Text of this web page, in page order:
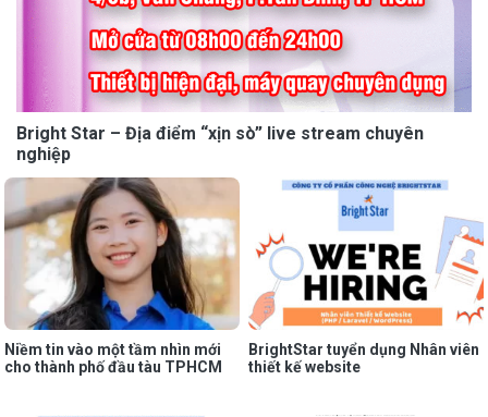
Bright Star – Địa điểm “xịn sò” live stream chuyên
nghiệp
Niềm tin vào một tầm nhìn mới
cho thành phố đầu tàu TPHCM
BrightStar tuyển dụng Nhân viên
thiết kế website